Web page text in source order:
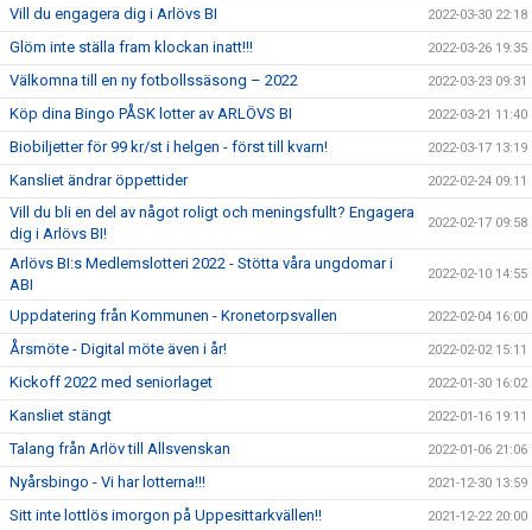
Vill du engagera dig i Arlövs BI 2022-03-30 22:18
Glöm inte ställa fram klockan inatt!!! 2022-03-26 19:35
Välkomna till en ny fotbollssäsong – 2022 2022-03-23 09:31
Köp dina Bingo PÅSK lotter av ARLÖVS BI 2022-03-21 11:40
Biobiljetter för 99 kr/st i helgen - först till kvarn! 2022-03-17 13:19
Kansliet ändrar öppettider 2022-02-24 09:11
Vill du bli en del av något roligt och meningsfullt? Engagera
dig i Arlövs BI!
2022-02-17 09:58
Arlövs BI:s Medlemslotteri 2022 - Stötta våra ungdomar i
ABI
2022-02-10 14:55
Uppdatering från Kommunen - Kronetorpsvallen 2022-02-04 16:00
Årsmöte - Digital möte även i år! 2022-02-02 15:11
Kickoff 2022 med seniorlaget 2022-01-30 16:02
Kansliet stängt 2022-01-16 19:11
Talang från Arlöv till Allsvenskan 2022-01-06 21:06
Nyårsbingo - Vi har lotterna!!! 2021-12-30 13:59
Sitt inte lottlös imorgon på Uppesittarkvällen!! 2021-12-22 20:00